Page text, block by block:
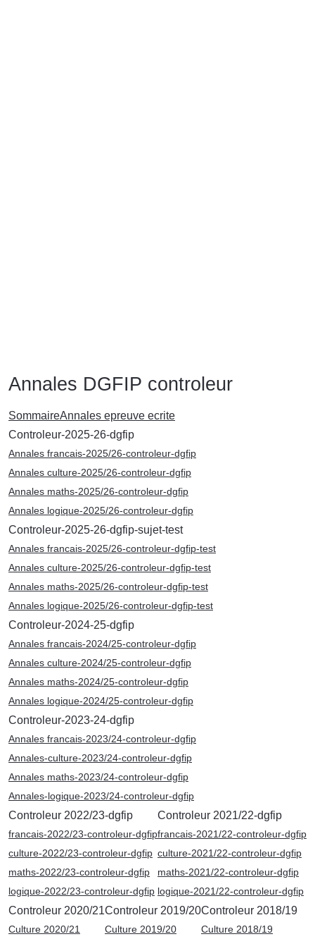
Annales DGFIP controleur
SommaireAnnales epreuve ecrite
Controleur-2025-26-dgfip
Annales francais-2025/26-controleur-dgfip
Annales culture-2025/26-controleur-dgfip
Annales maths-2025/26-controleur-dgfip
Annales logique-2025/26-controleur-dgfip
Controleur-2025-26-dgfip-sujet-test
Annales francais-2025/26-controleur-dgfip-test
Annales culture-2025/26-controleur-dgfip-test
Annales maths-2025/26-controleur-dgfip-test
Annales logique-2025/26-controleur-dgfip-test
Controleur-2024-25-dgfip
Annales francais-2024/25-controleur-dgfip
Annales culture-2024/25-controleur-dgfip
Annales maths-2024/25-controleur-dgfip
Annales logique-2024/25-controleur-dgfip
Controleur-2023-24-dgfip
Annales francais-2023/24-controleur-dgfip
Annales-culture-2023/24-controleur-dgfip
Annales maths-2023/24-controleur-dgfip
Annales-logique-2023/24-controleur-dgfip
Controleur 2022/23-dgfip
francais-2022/23-controleur-dgfip
culture-2022/23-controleur-dgfip
maths-2022/23-controleur-dgfip
logique-2022/23-controleur-dgfip
Controleur 2021/22-dgfip
francais-2021/22-controleur-dgfip
culture-2021/22-controleur-dgfip
maths-2021/22-controleur-dgfip
logique-2021/22-controleur-dgfip
Controleur 2020/21
Culture 2020/21
Controleur 2019/20
Culture 2019/20
Controleur 2018/19
Culture 2018/19